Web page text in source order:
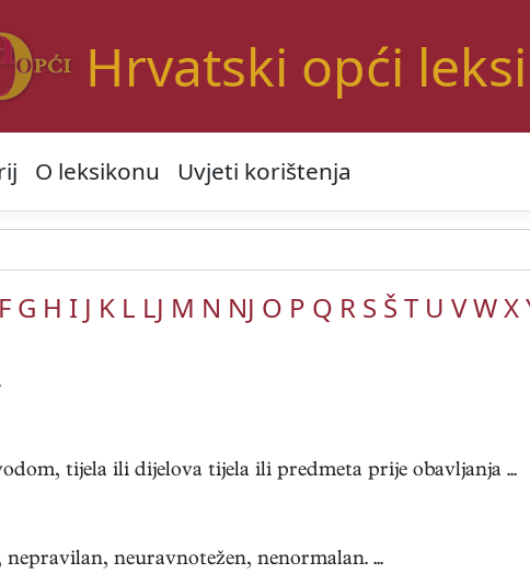
Hrvatski opći
O leksikonu Uvjeti korištenja
F G H I J K L LJ M N NJ O P Q R S Š T U VWX
tijela ili dijelova tijela ili predmeta prije obavljanja ...
neuravnotežen, nenormalan. ...